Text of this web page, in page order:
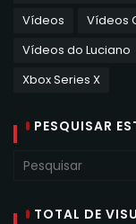
Vídeos
Vídeos
Vídeos do Luciano
Xbox Series X
PESQUISAR
TOTAL DE